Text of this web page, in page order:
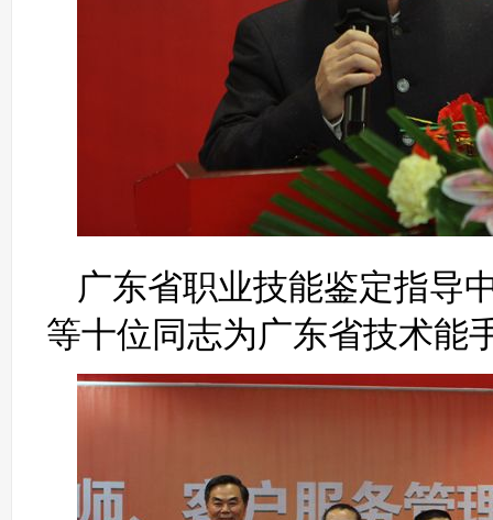
广东省职业技能鉴定指导
等十位同志为广东省技术能